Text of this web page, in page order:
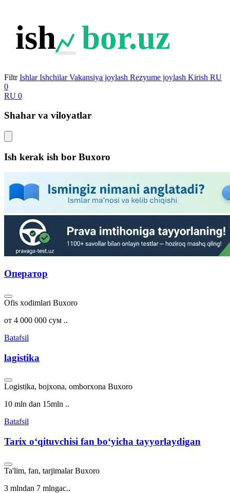
ish bor.uz
Filtr Ishlar Ishchilar Vakansiya joylash Rezyume joylash Kirish RU
0
RU 0
Shahar va viloyatlar
Ish kerak ish bor Buxoro
Оператор
Ofis xodimlari Buxoro
от 4 000 000 сум ..
Batafsil
lagistika
Logistika, bojxona, omborxona Buxoro
10 mln dan 15mln ..
Batafsil
Tarix oʻqituvchisi fan boʻyicha tayyorlaydigan
Ta'lim, fan, tarjimalar Buxoro
3 mlndan 7 mlngac..